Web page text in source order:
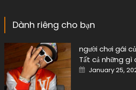
Dành riêng cho bạn
người chơi gái
Tất cả những
Posted
on
January 25,